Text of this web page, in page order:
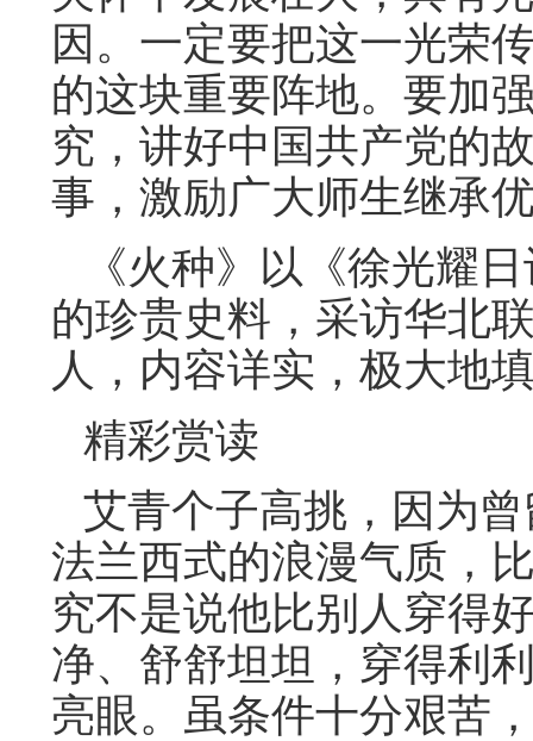
因。一定要把这一光荣
的这块重要阵地。要加
究，讲好中国共产党的
事，激励广大师生继承
《火种》以《徐光耀
的珍贵史料，采访华北
人，内容详实，极大地
精彩赏读
艾青个子高挑，因为
法兰西式的浪漫气质，
究不是说他比别人穿得
净、舒舒坦坦，穿得利
亮眼。虽条件十分艰苦